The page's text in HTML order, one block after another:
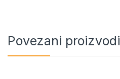
Povezani proizvodi